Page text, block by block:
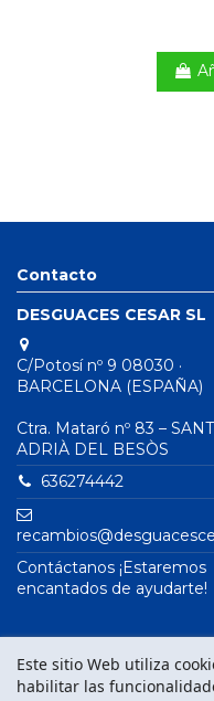
Contacto
DESGUACES CESAR SL
C/Potosí nº 9 08030 ·
BARCELONA (ESPAÑA)
Ctra. Mataró nº 83 – SANT
ADRIÀ DEL BESÒS
636274442
Contáctanos ¡Estaremos
encantados de ayudarte!
Este sitio Web utiliza
habilitar las